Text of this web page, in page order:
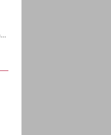
Психичното здраве е в основата на здравето изобщо